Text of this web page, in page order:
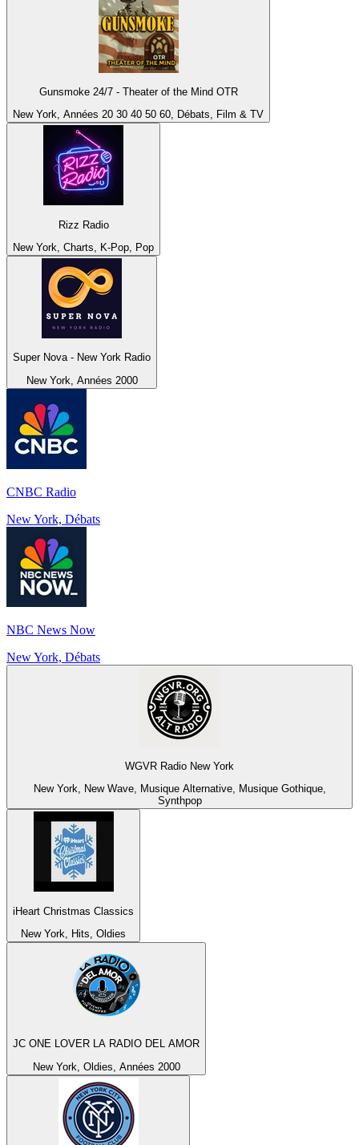
Gunsmoke 24/7 - Theater of the Mind OTR
New York, Années 20 30 40 50 60, Débats, Film & TV
Rizz Radio
New York, Charts, K-Pop, Pop
Super Nova - New York Radio
New York, Années 2000
CNBC Radio
New York, Débats
NBC News Now
New York, Débats
WGVR Radio New York
New York, New Wave, Musique Alternative, Musique Gothique,
Synthpop
iHeart Christmas Classics
New York, Hits, Oldies
JC ONE LOVER LA RADIO DEL AMOR
New York, Oldies, Années 2000